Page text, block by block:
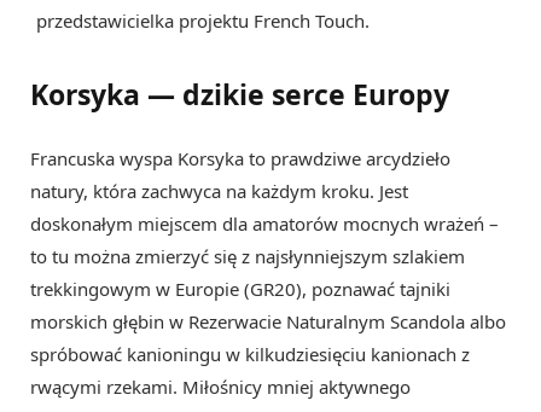
przedstawicielka projektu French Touch.
Korsyka — dzikie serce Europy
Francuska wyspa Korsyka to prawdziwe arcydzieło
natury, która zachwyca na każdym kroku. Jest
doskonałym miejscem dla amatorów mocnych wrażeń –
to tu można zmierzyć się z najsłynniejszym szlakiem
trekkingowym w Europie (GR20), poznawać tajniki
morskich głębin w Rezerwacie Naturalnym Scandola albo
spróbować kanioningu w kilkudziesięciu kanionach z
rwącymi rzekami. Miłośnicy mniej aktywnego